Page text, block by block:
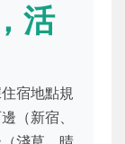
活
宿地點規
（新宿、